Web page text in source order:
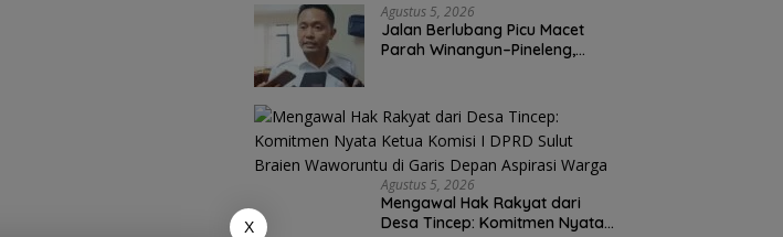
Tekankan Optimalisasi
Layanan Publik
Agustus 5, 2026
Jalan Berlubang Picu Macet
Parah Winangun–Pineleng,
Malam Ini
Agustus 5, 2026
Mengawal Hak Rakyat dari
Desa Tincep: Komitmen Nyata
X